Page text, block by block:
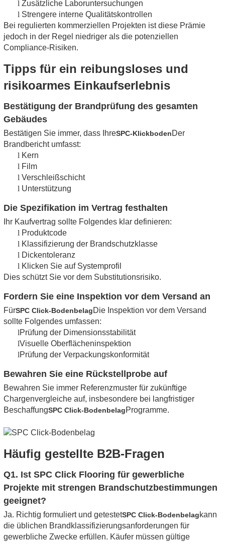
l Zusätzliche Laboruntersuchungen
l Strengere interne Qualitätskontrollen
Bei regulierten kommerziellen Projekten ist diese Prämie
jedoch in der Regel niedriger als die potenziellen
Compliance-Risiken.
Tipps für ein reibungsloses und
risikoarmes Einkaufserlebnis
Bestätigung der Brandprüfung des gesamten
Gebäudes
Bestätigen Sie immer, dass IhreSPC-KlickbodenDer
Brandbericht umfasst:
l Kern
l Film
l Verschleißschicht
l Unterstützung
Die Spezifikation im Vertrag festhalten
Ihr Kaufvertrag sollte Folgendes klar definieren:
l Produktcode
l Klassifizierung der Brandschutzklasse
l Dickentoleranz
l Klicken Sie auf Systemprofil
Dies schützt Sie vor dem Substitutionsrisiko.
Fordern Sie eine Inspektion vor dem Versand an
FürSPC Click-BodenbelagDie Inspektion vor dem Versand
sollte Folgendes umfassen:
lPrüfung der Dimensionsstabilität
lVisuelle Oberflächeninspektion
lPrüfung der Verpackungskonformität
Bewahren Sie eine Rückstellprobe auf
Bewahren Sie immer Referenzmuster für zukünftige
Chargenvergleiche auf, insbesondere bei langfristiger
BeschaffungSPC Click-BodenbelagProgramme.
Häufig gestellte B2B-Fragen
Q1. Ist SPC Click Flooring für gewerbliche
Projekte mit strengen Brandschutzbestimmungen
geeignet?
Ja. Richtig formuliert und getestetSPC Click-Bodenbelagkann
die üblichen Brandklassifizierungsanforderungen für
gewerbliche Zwecke erfüllen. Käufer müssen gültige